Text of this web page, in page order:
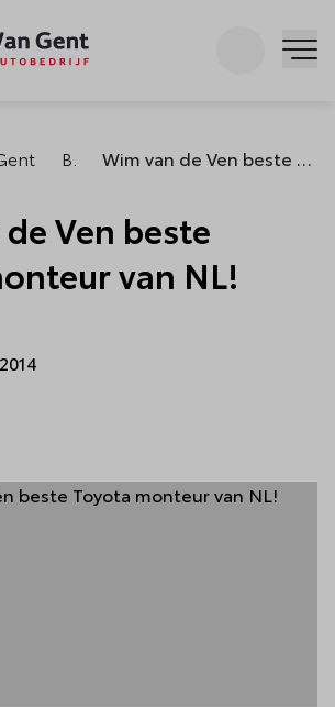
Zoeken
Wim van de Ven beste Toyota monteur van NL!
Ven beste
van NL!